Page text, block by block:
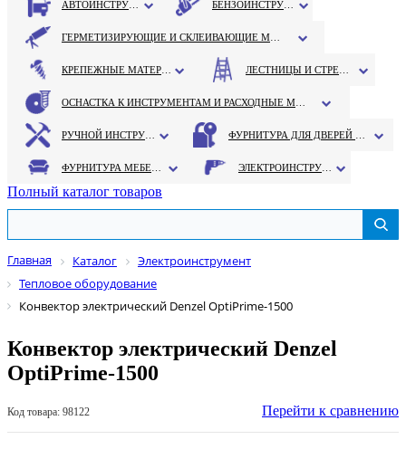
Полный каталог товаров
Главная Каталог
Электроинструмент
Тепловое оборудование
Конвектор электрический Denzel OptiPrime-1500
Конвектор электрический Denzel
OptiPrime-1500
Код товара: 98122 Перейти к сравнению